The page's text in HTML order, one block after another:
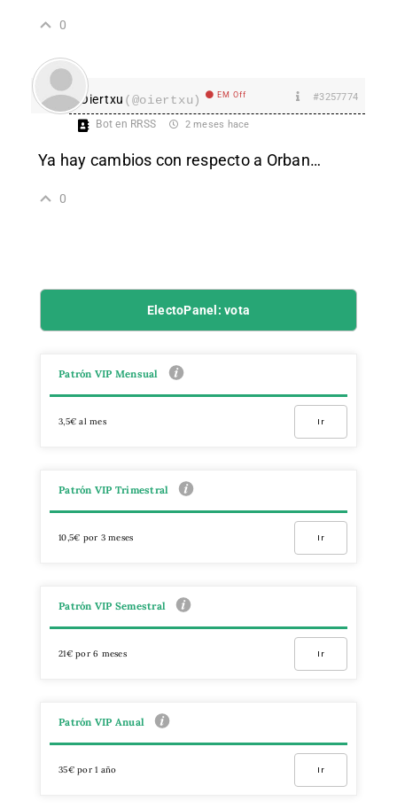
0
Oiertxu (@oiertxu) EM Off #3257774
Bot en RRSS 2 meses hace
Ya hay cambios con respecto a Orban…
0
ElectoPanel: vota
Patrón VIP Mensual
3,5€ al mes Ir
Patrón VIP Trimestral
10,5€ por 3 meses Ir
Patrón VIP Semestral
21€ por 6 meses Ir
Patrón VIP Anual
35€ por 1 año Ir